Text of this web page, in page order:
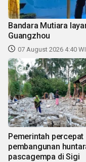
Bandara Mutiara
Guangzhou
07 August 2026 4:40
Pemerintah percepat
pembangunan
pascagempa di Sigi